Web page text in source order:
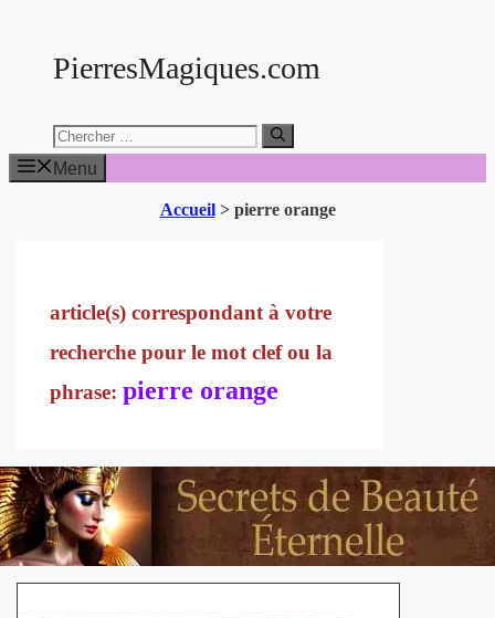
contenuPierresMagiques.com
Chercher:
Menu
Accueil> pierre orange
pierre orange